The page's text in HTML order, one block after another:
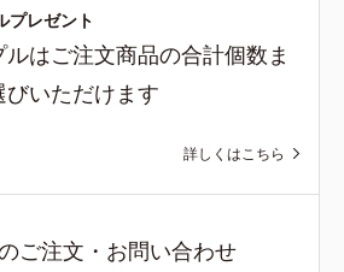
プレゼント
ルはご注文商品の合計個数ま
びいただけます
詳しくはこちら
ご注文・お問い合わせ